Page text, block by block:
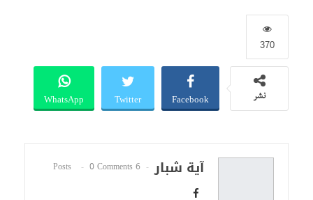
370
نشر Facebook
Twitter
WhatsApp
آية شبار 6 Posts
0 Comments